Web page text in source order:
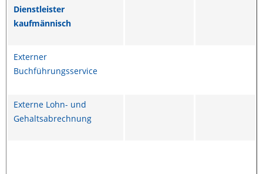
Dienstleister
kaufmännisch
Externer
Buchführungsservice
Externe Lohn- und
Gehaltsabrechnung